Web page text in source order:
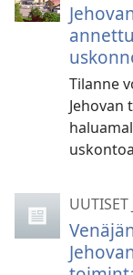
Tilanne
Jehovan
UUTISET